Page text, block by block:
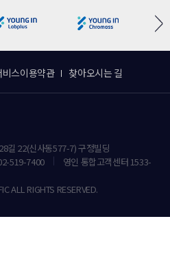
비스이용약관 찾아오시는 길
길 22(신사동577-7) 구정빌딩
519-7400
영인 통합고객센터 1533-
ALL RIGHTS RESERVED.